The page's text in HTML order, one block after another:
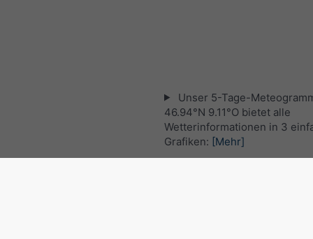
Unser 5-Tage-
46.94°N 9.11°O bietet alle
Wetterinformationen in 3
Grafiken: [Mehr]